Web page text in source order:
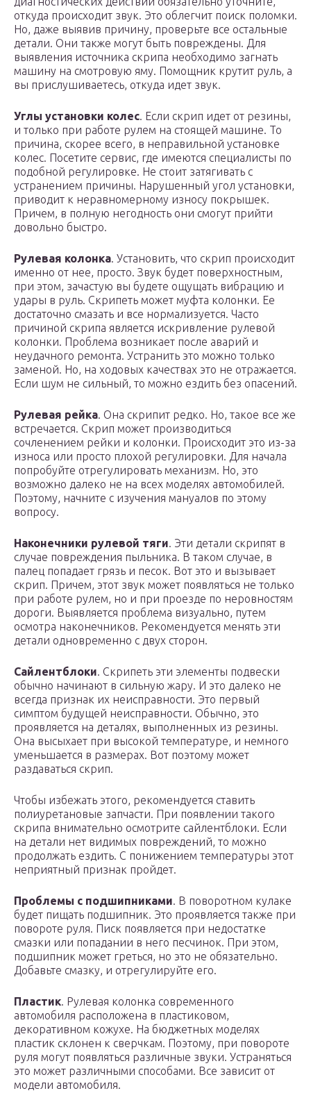
откуда происходит звук. Это облегчит поиск поломки.
Но, даже выявив причину, проверьте все остальные
детали. Они также могут быть повреждены. Для
выявления источника скрипа необходимо загнать
машину на смотровую яму. Помощник крутит руль, а
вы прислушиваетесь, откуда идет звук.
Углы установки колес. Если скрип идет от резины,
и только при работе рулем на стоящей машине. То
причина, скорее всего, в неправильной установке
колес. Посетите сервис, где имеются специалисты по
подобной регулировке. Не стоит затягивать с
устранением причины. Нарушенный угол установки,
приводит к неравномерному износу покрышек.
Причем, в полную негодность они смогут прийти
довольно быстро.
Рулевая колонка. Установить, что скрип происходит
именно от нее, просто. Звук будет поверхностным,
при этом, зачастую вы будете ощущать вибрацию и
удары в руль. Скрипеть может муфта колонки. Ее
достаточно смазать и все нормализуется. Часто
причиной скрипа является искривление рулевой
колонки. Проблема возникает после аварий и
неудачного ремонта. Устранить это можно только
заменой. Но, на ходовых качествах это не отражается.
Если шум не сильный, то можно ездить без опасений.
Рулевая рейка. Она скрипит редко. Но, такое все же
встречается. Скрип может производиться
сочленением рейки и колонки. Происходит это из-за
износа или просто плохой регулировки. Для начала
попробуйте отрегулировать механизм. Но, это
возможно далеко не на всех моделях автомобилей.
Поэтому, начните с изучения мануалов по этому
вопросу.
Наконечники рулевой тяги. Эти детали скрипят в
случае повреждения пыльника. В таком случае, в
палец попадает грязь и песок. Вот это и вызывает
скрип. Причем, этот звук может появляться не только
при работе рулем, но и при проезде по неровностям
дороги. Выявляется проблема визуально, путем
осмотра наконечников. Рекомендуется менять эти
детали одновременно с двух сторон.
Сайлентблоки. Скрипеть эти элементы подвески
обычно начинают в сильную жару. И это далеко не
всегда признак их неисправности. Это первый
симптом будущей неисправности. Обычно, это
проявляется на деталях, выполненных из резины.
Она высыхает при высокой температуре, и немного
уменьшается в размерах. Вот поэтому может
раздаваться скрип.
Чтобы избежать этого, рекомендуется ставить
полиуретановые запчасти. При появлении такого
скрипа внимательно осмотрите сайлентблоки. Если
на детали нет видимых повреждений, то можно
продолжать ездить. С понижением температуры этот
неприятный признак пройдет.
Проблемы с подшипниками. В поворотном кулаке
будет пищать подшипник. Это проявляется также при
повороте руля. Писк появляется при недостатке
смазки или попадании в него песчинок. При этом,
подшипник может греться, но это не обязательно.
Добавьте смазку, и отрегулируйте его.
Пластик. Рулевая колонка современного
автомобиля расположена в пластиковом,
декоративном кожухе. На бюджетных моделях
пластик склонен к сверчкам. Поэтому, при повороте
руля могут появляться различные звуки. Устраняться
это может различными способами. Все зависит от
модели автомобиля.